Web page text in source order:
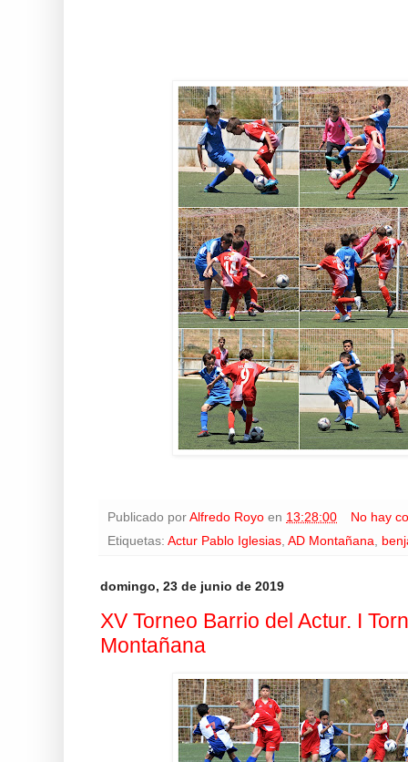
Publicado por Alfredo Royo en 13:28:00
No hay
Etiquetas: Actur Pablo Iglesias, AD Montañana,
domingo, 23 de junio de 2019
XV Torneo Barrio del Actur. I
Montañana